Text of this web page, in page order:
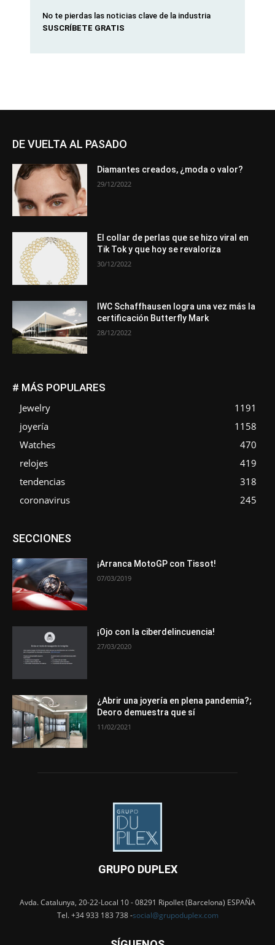
No te pierdas las noticias clave de la industria
SUSCRÍBETE GRATIS
DE VUELTA AL PASADO
Diamantes creados, ¿moda o valor?
29/12/2022
El collar de perlas que se hizo viral en
Tik Tok y que hoy se revaloriza
30/12/2022
IWC Schaffhausen logra una vez más la
certificación Butterfly Mark
28/12/2022
# MÁS POPULARES
Jewelry
1191
joyería
1158
Watches
470
relojes
419
tendencias
318
coronavirus
245
SECCIONESAsociaciones
Novedades
Opiniones Premios Secciones
¡Arranca MotoGP con Tissot!
07/03/2019
¡Ojo con la ciberdelincuencia!
27/03/2020
¿Abrir una joyería en plena pandemia?;
Deoro demuestra que sí
11/02/2021
GRUPO DUPLEX
Avda. Catalunya, 20-22-Local 10 - 08291 Ripollet (Barcelona) ESPAÑA
Tel. +34 933 183 738 -social@grupoduplex.com